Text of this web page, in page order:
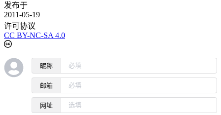
发布于
2011-05-19
许可协议
CC BY-NC-SA 4.0
昵称
邮箱
网址